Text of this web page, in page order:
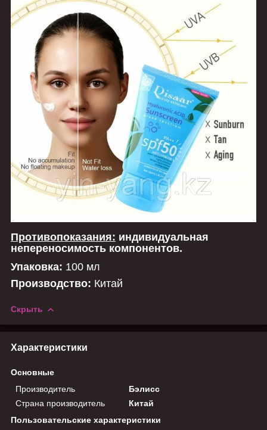
Противопоказания: индивидуальная
непереносимость компонентов.
Упаковка: 100 мл
Производство: Китай
Скрыть
Характеристики
Основные
Производитель
Бэлисс
Страна производитель
Китай
Пользовательские характеристики